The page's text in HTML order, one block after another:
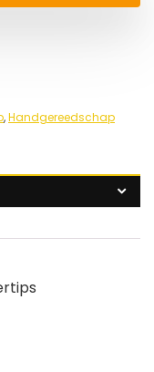
,Handgereedschap